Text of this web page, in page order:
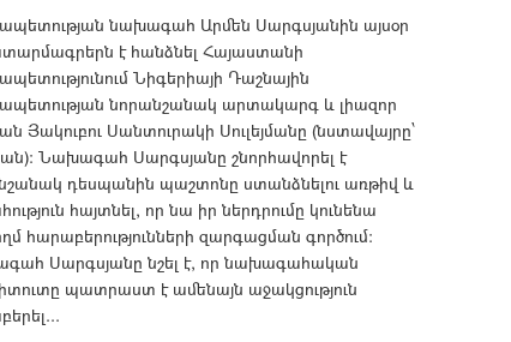
նախագահ Արմեն Սարգսյանին այսօր
է հանձնել Հայաստանի
Նիգերիայի Դաշնային
նորանշանակ արտակարգ և լիազոր
Յակուբու Սանտուրակի Սուլեյմանը (նստավայրը՝
Նախագահ Սարգսյանը շնորհավորել է
դեսպանին պաշտոնը ստանձնելու առթիվ և
հայտնել, որ նա իր ներդրումը կունենա
հարաբերությունների զարգացման գործում:
Սարգսյանը նշել է, որ նախագահական
պատրաստ է ամենայն աջակցություն